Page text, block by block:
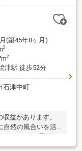
(築45年8ヶ月)
2
2
津駅 徒歩52分
石津中町
益があります。
自然の風合いを活